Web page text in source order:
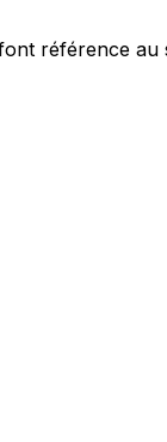
référence au